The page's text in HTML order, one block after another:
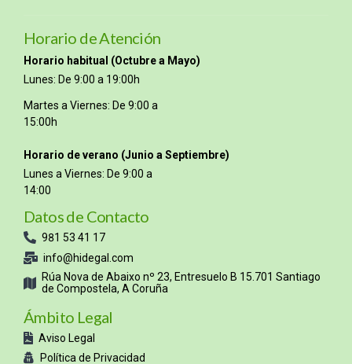
Horario de Atención
Horario habitual (Octubre a Mayo)
Lunes: De 9:00 a 19:00h
Martes a Viernes: De 9:00 a
15:00h
Horario de verano (Junio a Septiembre)
Lunes a Viernes: De 9:00 a
14:00
Datos de Contacto
981 53 41 17
info@hidegal.com
Rúa Nova de Abaixo nº 23, Entresuelo B 15.701 Santiago
de Compostela, A Coruña
Ámbito Legal
Aviso Legal
Política de Privacidad